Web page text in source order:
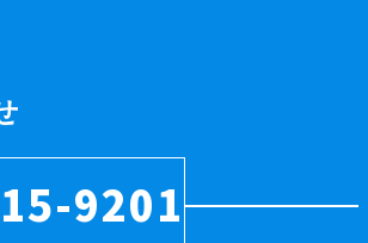
9201